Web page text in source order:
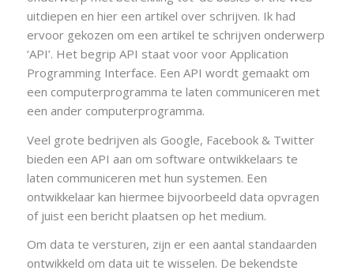
uitdiepen en hier een artikel over schrijven. Ik had
ervoor gekozen om een artikel te schrijven onderwerp
‘API’. Het begrip API staat voor voor Application
Programming Interface. Een API wordt gemaakt om
een computerprogramma te laten communiceren met
een ander computerprogramma.
Veel grote bedrijven als Google, Facebook & Twitter
bieden een API aan om software ontwikkelaars te
laten communiceren met hun systemen. Een
ontwikkelaar kan hiermee bijvoorbeeld data opvragen
of juist een bericht plaatsen op het medium.
Om data te versturen, zijn er een aantal standaarden
ontwikkeld om data uit te wisselen. De bekendste